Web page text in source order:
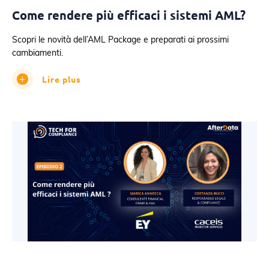
Come rendere più efficaci i sistemi AML?
Scopri le novità dell’AML Package e preparati ai prossimi
cambiamenti.
Lire plus